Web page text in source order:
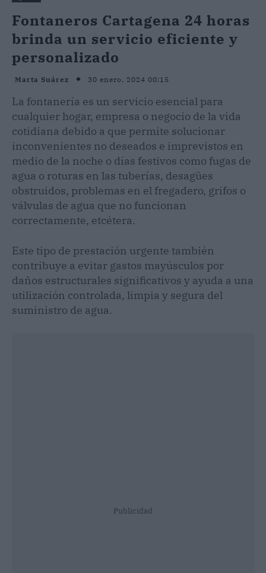
Fontaneros Cartagena 24 horas
brinda un servicio eficiente y
personalizado
Marta Suárez 30 enero, 2024 00:15
La fontanería es un servicio esencial para
cualquier hogar, empresa o negocio de la vida
cotidiana debido a que permite solucionar
inconvenientes no deseados e imprevistos en
medio de la noche o días festivos como fugas de
agua o roturas en las tuberías, desagües
obstruidos, problemas en el fregadero, grifos o
válvulas de agua que no funcionan
correctamente, etcétera.
Este tipo de prestación urgente también
contribuye a evitar gastos mayúsculos por
daños estructurales significativos y ayuda a una
utilización controlada, limpia y segura del
suministro de agua.
Publicidad